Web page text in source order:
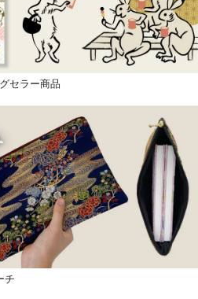
セラー商品
チ